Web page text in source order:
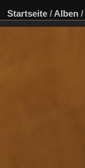
Startseite / Alben /